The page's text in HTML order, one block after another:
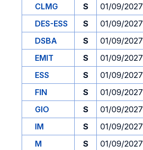
CLMG
S 01/09/2027
DES-ESS
S 01/09/2027
DSBA
S 01/09/2027
EMIT
S 01/09/2027
ESS
S 01/09/2027
FIN
S 01/09/2027
GIO
S 01/09/2027
IM
S 01/09/2027
M
S 01/09/2027